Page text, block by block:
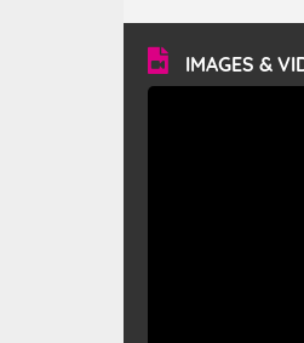
vitesse moyenne
en rafales, parfois
du Rhône et la
méditerranéen à
IMAGES &